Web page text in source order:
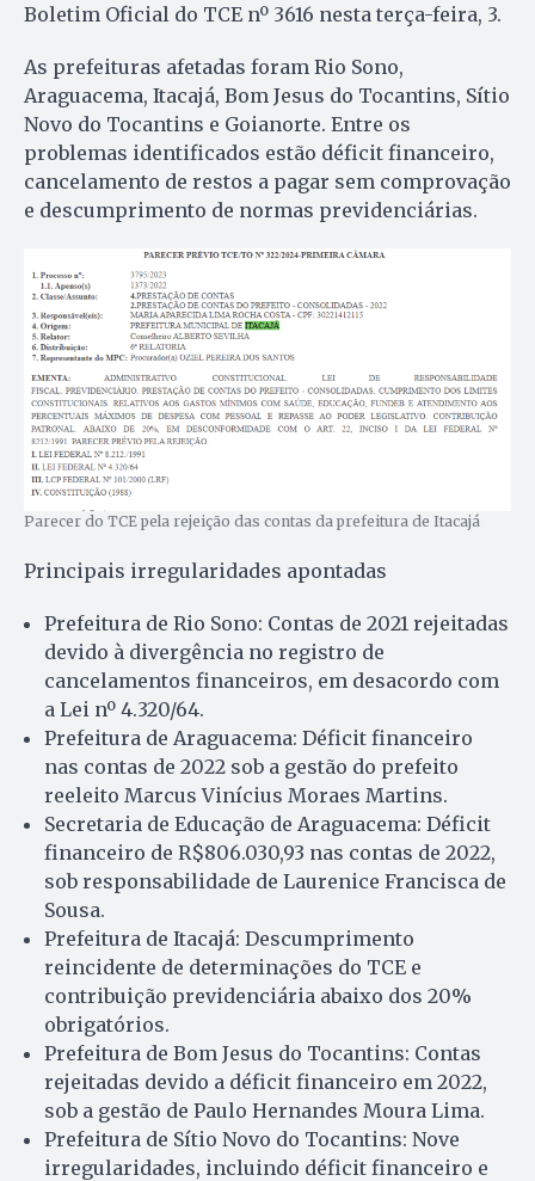
Boletim Oficial do TCE nº 3616 nesta terça-feira, 3.
As prefeituras afetadas foram Rio Sono,
Araguacema, Itacajá, Bom Jesus do Tocantins, Sítio
Novo do Tocantins e Goianorte. Entre os
problemas identificados estão déficit financeiro,
cancelamento de restos a pagar sem comprovação
e descumprimento de normas previdenciárias.
Parecer do TCE pela rejeição das contas da prefeitura de Itacajá
Principais irregularidades apontadas
Prefeitura de Rio Sono: Contas de 2021 rejeitadas
devido à divergência no registro de
cancelamentos financeiros, em desacordo com
a Lei nº 4.320/64.
Prefeitura de Araguacema: Déficit financeiro
nas contas de 2022 sob a gestão do prefeito
reeleito Marcus Vinícius Moraes Martins.
Secretaria de Educação de Araguacema: Déficit
financeiro de R$806.030,93 nas contas de 2022,
sob responsabilidade de Laurenice Francisca de
Sousa.
Prefeitura de Itacajá: Descumprimento
reincidente de determinações do TCE e
contribuição previdenciária abaixo dos 20%
obrigatórios.
Prefeitura de Bom Jesus do Tocantins: Contas
rejeitadas devido a déficit financeiro em 2022,
sob a gestão de Paulo Hernandes Moura Lima.
Prefeitura de Sítio Novo do Tocantins: Nove
irregularidades, incluindo déficit financeiro e